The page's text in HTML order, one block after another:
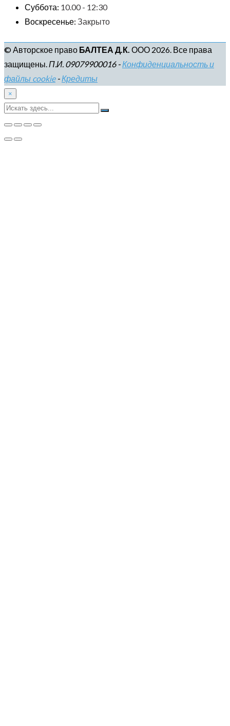
Суббота: 10.00 - 12:30
Воскресенье: Закрыто
© Авторское право БАЛТЕА Д.К. ООО 2026. Все права
защищены.П.И. 09079900016 -Конфиденциальность и
файлы cookie-Кредиты
×